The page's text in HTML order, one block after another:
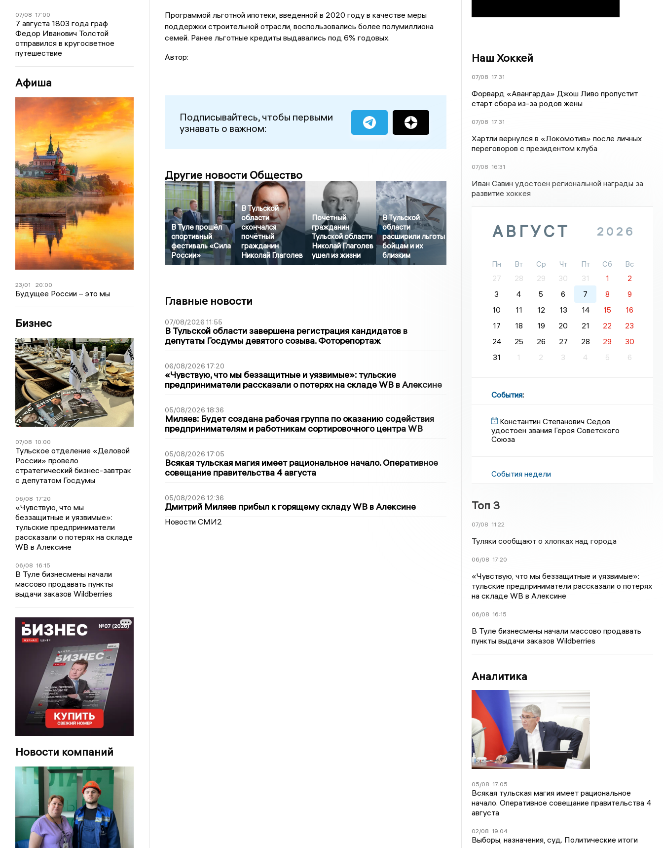
07/08 17:00
7 августа 1803 года граф
Федор Иванович Толстой
отправился в кругосветное
путешествие
Афиша
23/01 20:00
Будущее России – это мы
Бизнес
07/08 10:00
Тульское отделение «Деловой
России» провело
стратегический бизнес-завтрак
с депутатом Госдумы
06/08 17:20
«Чувствую, что мы
беззащитные и уязвимые»:
тульские предприниматели
рассказали о потерях на складе
WB в Алексине
06/08 16:15
В Туле бизнесмены начали
массово продавать пункты
выдачи заказов Wildberries
Новости компаний
Программой льготной ипотеки, введенной в 2020 году в качестве меры
поддержки строительной отрасли, воспользовались более полумиллиона
семей. Ранее льготные кредиты выдавались под 6% годовых.
Автор:
Подписывайтесь, чтобы первыми
узнавать о важном:
Другие новости Общество
В Туле прошёл
спортивный
фестиваль «Сила
России»
В Тульской
области
скончался
почётный
гражданин
Николай Глаголев
Почётный
гражданин
Тульской области
Николай Глаголев
ушел из жизни
В Тульской
области
расширили льготы
бойцам и их
близким
Главные новости
07/08/2026 11:55
В Тульской области завершена регистрация кандидатов в
депутаты Госдумы девятого созыва. Фоторепортаж
06/08/2026 17:20
«Чувствую, что мы беззащитные и уязвимые»: тульские
предприниматели рассказали о потерях на складе WB в Алексине
05/08/2026 18:36
Миляев: Будет создана рабочая группа по оказанию содействия
предпринимателям и работникам сортировочного центра WB
05/08/2026 17:05
Всякая тульская магия имеет рациональное начало. Оперативное
совещание правительства 4 августа
05/08/2026 12:36
Дмитрий Миляев прибыл к горящему складу WB в Алексине
Новости СМИ2
Наш Хоккей
07/08 17:31
Форвард «Авангарда» Джош Ливо пропустит
старт сбора из-за родов жены
07/08 17:31
Хартли вернулся в «Локомотив» после личных
переговоров с президентом клуба
07/08 16:31
Иван Савин удостоен региональной награды за
развитие хоккея
АВГУСТ 2026
Пн Вт Ср Чт Пт Сб
Вс
27
28 29 30 31 1
2
3
4 5 6 7 8
9
10
11 12 13 14 15
16
17
18 19 20 21 22
23
24
25 26 27 28 29
30
31
1 2 3 4 5 6
События:
Константин Степанович Седов
удостоен звания Героя Советского
Союза
События недели
Топ 3
07/08 11:22
Туляки сообщают о хлопках над города
06/08 17:20
«Чувствую, что мы беззащитные и уязвимые»:
тульские предприниматели рассказали о потерях
на складе WB в Алексине
06/08 16:15
В Туле бизнесмены начали массово продавать
пункты выдачи заказов Wildberries
Аналитика
05/08 17:05
Всякая тульская магия имеет рациональное
начало. Оперативное совещание правительства 4
августа
02/08 19:04
Выборы, назначения, суд. Политические итоги